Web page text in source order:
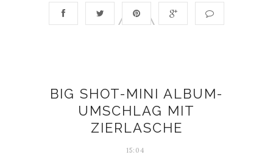
BIG SHOT-MINI ALBUM-
UMSCHLAG MIT
ZIERLASCHE
15:04